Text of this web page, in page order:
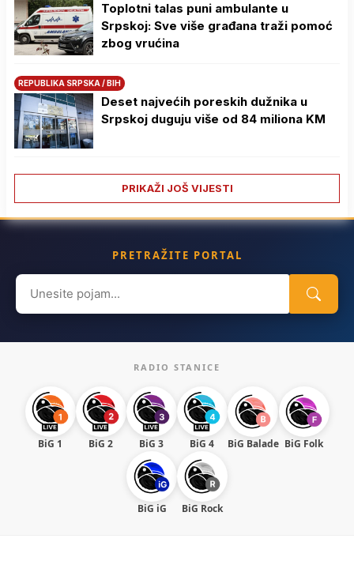
Toplotni talas puni ambulante u
Srpskoj: Sve više građana traži pomoć
zbog vrućina
REPUBLIKA SRPSKA / BIH
Deset najvećih poreskih dužnika u
Srpskoj duguju više od 84 miliona KM
PRIKAŽI JOŠ VIJESTI
PRETRAŽITE PORTAL
Search
for:
RADIO STANICE
BiG 1 BiG 2 BiG 3 BiG 4 BiG Balade BiG Folk
BiG iG BiG Rock